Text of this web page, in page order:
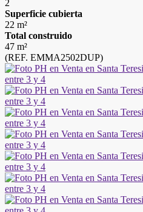
2
Superficie cubierta
22 m²
Total construido
47 m²
(REF. EMMA2502DUP)